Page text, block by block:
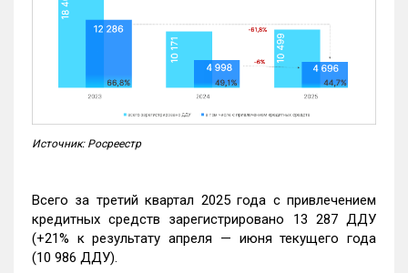
Источник: Росреестр
Всего за третий квартал 2025 года с привлечением
кредитных средств зарегистрировано 13 287 ДДУ
(+21% к результату апреля — июня текущего года
(10 986 ДДУ).